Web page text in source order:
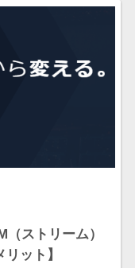
ストリーム）
ット】